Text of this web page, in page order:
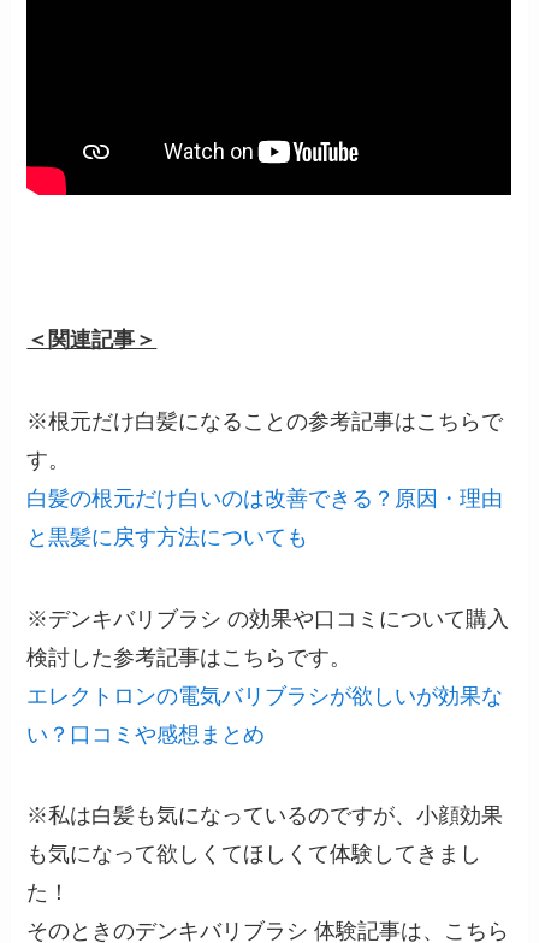
＜関連記事＞
※根元だけ白髪になることの参考記事はこちらで
す。
白髪の根元だけ白いのは改善できる？原因・理由
と黒髪に戻す方法についても
※デンキバリブラシ の効果や口コミについて購入
検討した参考記事はこちらです。
エレクトロンの電気バリブラシが欲しいが効果な
い？口コミや感想まとめ
※私は白髪も気になっているのですが、小顔効果
も気になって欲しくてほしくて体験してきまし
た！
そのときのデンキバリブラシ 体験記事は、こちら